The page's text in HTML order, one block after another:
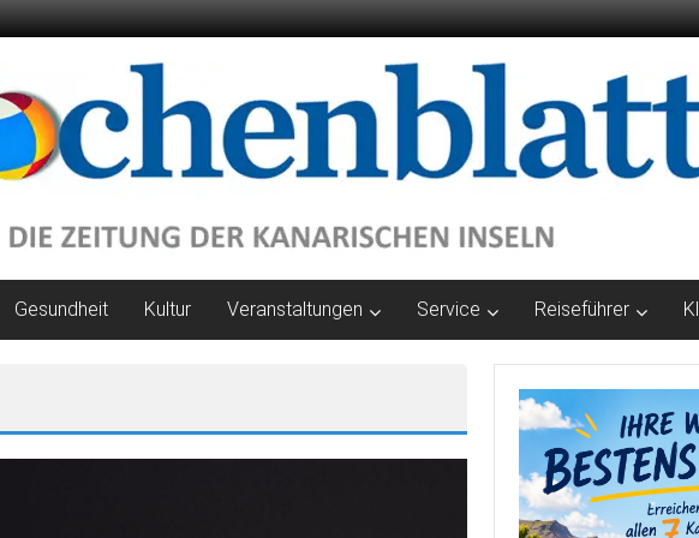
Gesundheit Kultur Veranstaltungen Service Reiseführer